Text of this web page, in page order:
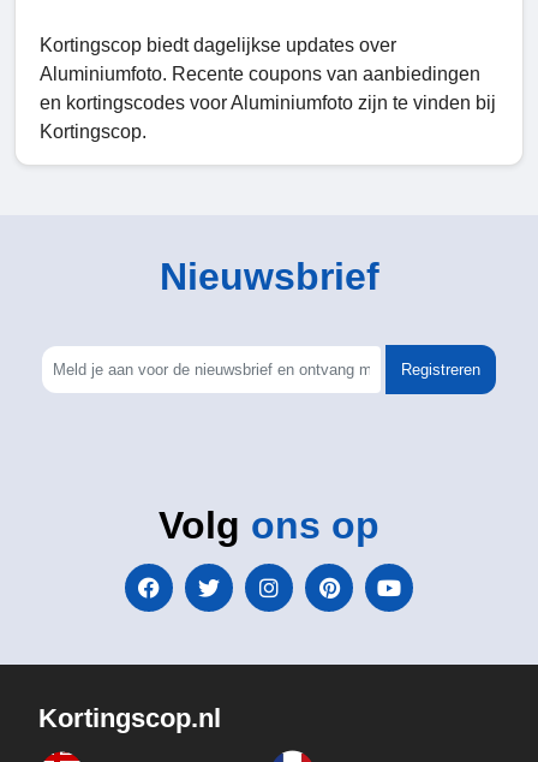
Kortingscop biedt dagelijkse updates over
Aluminiumfoto. Recente coupons van aanbiedingen
en kortingscodes voor Aluminiumfoto zijn te vinden bij
Kortingscop.
Nieuwsbrief
Registreren
Volg ons op
Kortingscop.nl